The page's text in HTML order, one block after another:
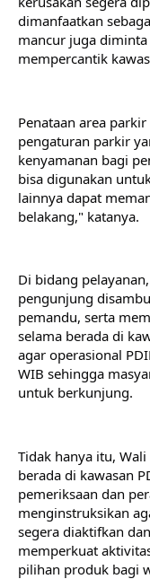
dimanfaatkan
mancur juga
mempercantik
Penataan area
pengaturan parkir
kenyamanan bagi
bisa digunakan
lainnya dapat
belakang," katanya.
Di bidang
pengunjung
pemandu, serta
selama berada di
agar operasional
WIB sehingga
untuk berkunjung.
Tidak hanya itu,
berada di kawasan
pemeriksaan dan
menginstruksikan
segera diaktifkan
memperkuat
pilihan produk bagi